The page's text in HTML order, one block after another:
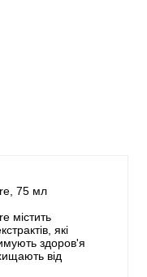
75 мл
містить
які
здоров'я
від